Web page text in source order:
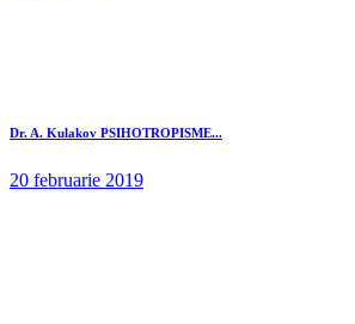
Dr. A. Kulakov PSIHOTROPISME...
20 februarie 2019